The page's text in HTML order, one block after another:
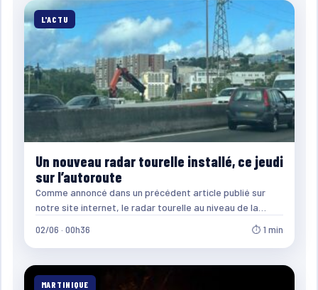
L'ACTU
Un nouveau radar tourelle installé, ce jeudi
sur l’autoroute
Comme annoncé dans un précédent article publié sur
notre site internet, le radar tourelle au niveau de la…
02/06 · 00h36 ⏱ 1 min
MARTINIQUE